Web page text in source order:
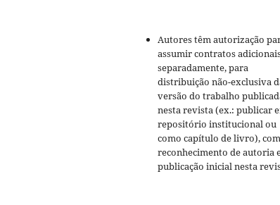
Autores têm autorização
assumir contratos
separadamente, para
distribuição não-exclusiva
versão do trabalho
nesta revista (ex.: publicar
repositório institucional ou
como capítulo de livro), com
reconhecimento de autoria
publicação inicial nesta